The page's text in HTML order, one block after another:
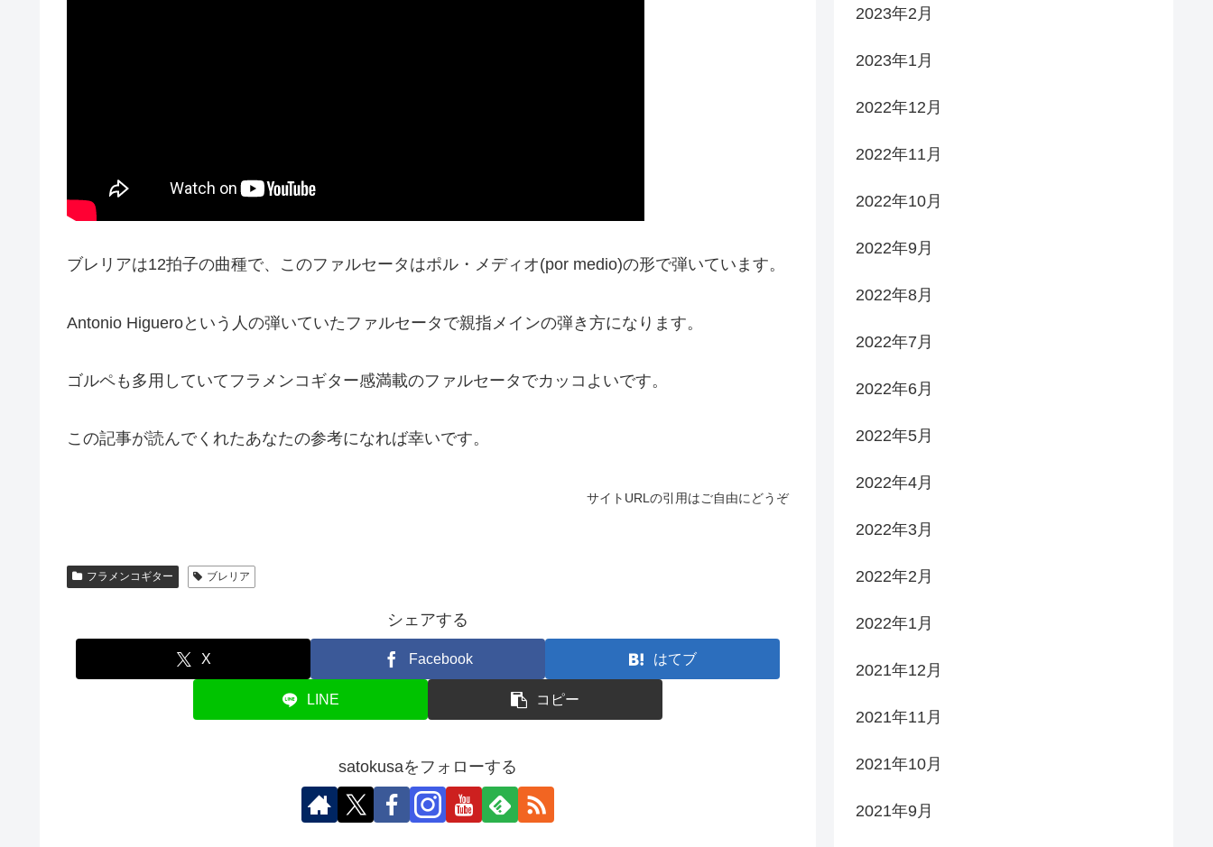
ブレリアは12拍子の曲種で、このファルセータはポル・メディオ(por medio)の形で弾いています。
Antonio Higueroという人の弾いていたファルセータで親指メインの弾き方になります。
ゴルペも多用していてフラメンコギター感満載のファルセータでカッコよいです。
この記事が読んでくれたあなたの参考になれば幸いです。
サイトURLの引用はご自由にどうぞ
フラメンコギター ブレリア
シェアする
X Facebook はてブ
LINE コピー
satokusaをフォローする
2023年2月
2023年1月
2022年12月
2022年11月
2022年10月
2022年9月
2022年8月
2022年7月
2022年6月
2022年5月
2022年4月
2022年3月
2022年2月
2022年1月
2021年12月
2021年11月
2021年10月
2021年9月